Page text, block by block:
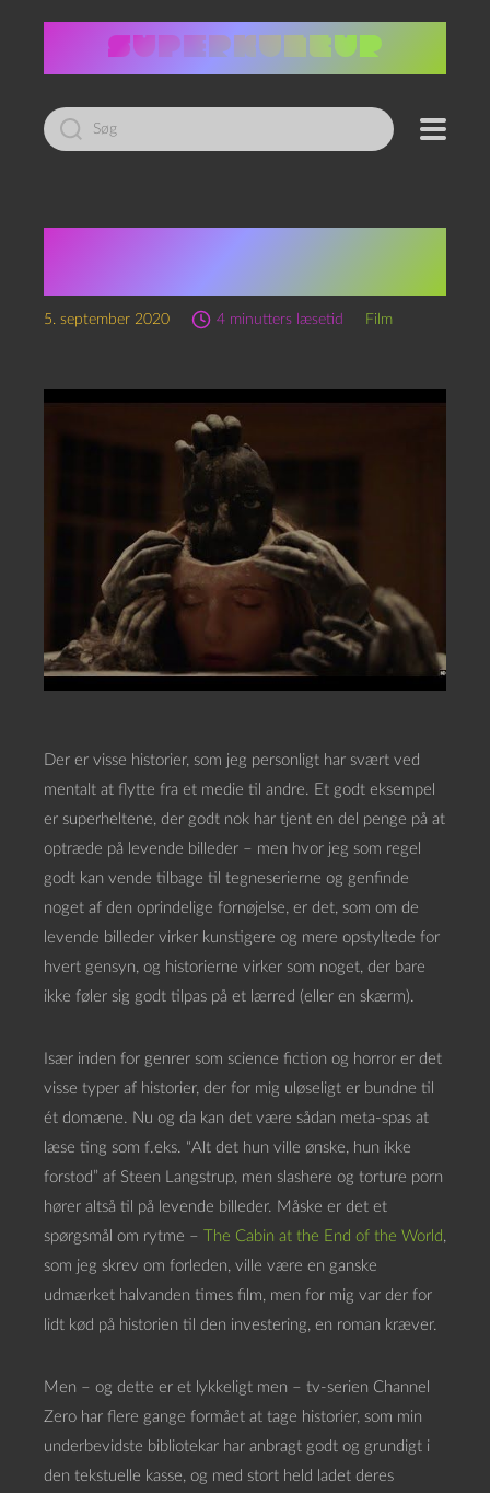
Led
efter:
5. september 2020 4 minutters læsetid Film
Der er visse historier, som jeg personligt har svært ved
mentalt at flytte fra et medie til andre. Et godt eksempel
er superheltene, der godt nok har tjent en del penge på at
optræde på levende billeder – men hvor jeg som regel
godt kan vende tilbage til tegneserierne og genfinde
noget af den oprindelige fornøjelse, er det, som om de
levende billeder virker kunstigere og mere opstyltede for
hvert gensyn, og historierne virker som noget, der bare
ikke føler sig godt tilpas på et lærred (eller en skærm).
Især inden for genrer som science fiction og horror er det
visse typer af historier, der for mig uløseligt er bundne til
ét domæne. Nu og da kan det være sådan meta-spas at
læse ting som f.eks. “Alt det hun ville ønske, hun ikke
forstod” af Steen Langstrup, men slashere og torture porn
hører altså til på levende billeder. Måske er det et
spørgsmål om rytme –
The Cabin at the End of the World,
som jeg skrev om forleden, ville være en ganske
udmærket halvanden times film, men for mig var der for
lidt kød på historien til den investering, en roman kræver.
Men – og dette er et lykkeligt men – tv-serien Channel
Zero har flere gange formået at tage historier, som min
underbevidste bibliotekar har anbragt godt og grundigt i
den tekstuelle kasse, og med stort held ladet deres